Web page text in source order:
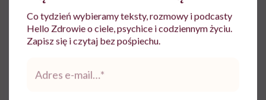
Zmiany są wywoływane przede wszystkim przez IL-
18, IFNγ, sFasL i ICAM-1.Przy tej nieprawidłowości
narządy.Początkowo mało niepokojące objawy
Co tydzień wybieramy teksty, rozmowy i podcasty
Hello Zdrowie o ciele, psychice i codziennym życiu.
Zapisz się i czytaj bez pośpiechu.
*